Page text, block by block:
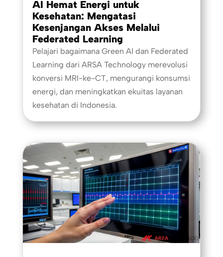
AI Hemat Energi untuk
Kesehatan: Mengatasi
Kesenjangan Akses Melalui
Federated Learning
Pelajari bagaimana Green AI dan Federated
Learning dari ARSA Technology merevolusi
konversi MRI-ke-CT, mengurangi konsumsi
energi, dan meningkatkan ekuitas layanan
kesehatan di Indonesia.